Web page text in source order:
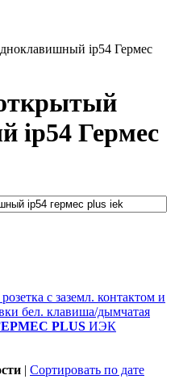
ip54 Гермес
ip54 Гермес
с заземл. контактом и
бел. клавиша/дымчатая
PLUS ИЭК
| Сортировать по дате